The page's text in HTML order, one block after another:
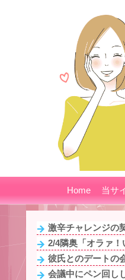
Home 当サ
激辛チャレンジの
2/4隣奥「オラァ
彼氏とのデートの
会議中にペン回し